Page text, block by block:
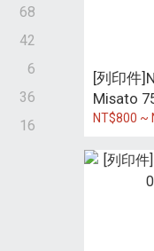
68
42
6
36
16
[列印件
Misato
NT$800 ~